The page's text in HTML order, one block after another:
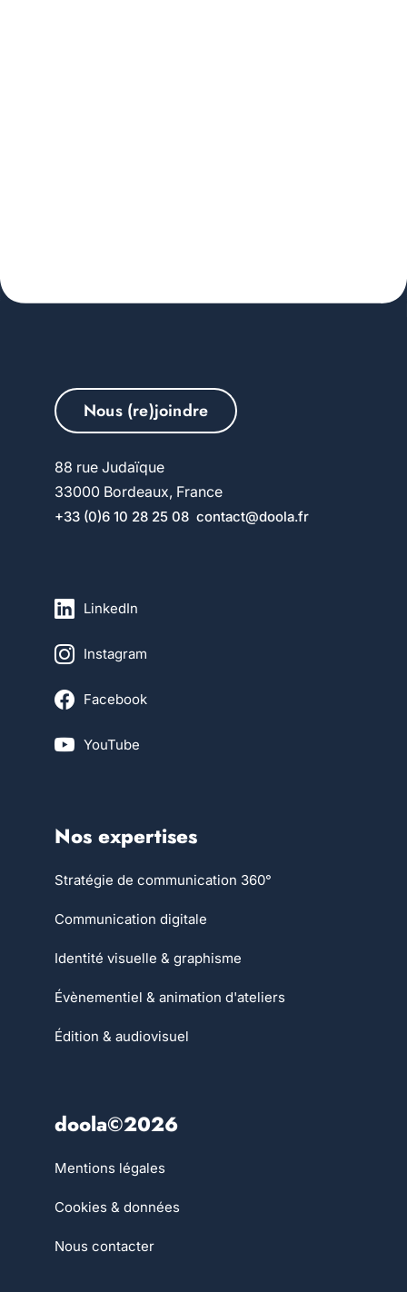
Nous (re)joindre
88 rue Judaïque
33000 Bordeaux, France
+33 (0)6 10 28 25 08 contact@doola.fr
LinkedIn
Instagram
Facebook
YouTube
Nos expertises
Stratégie de communication 360°
Communication digitale
Identité visuelle & graphisme
Évènementiel & animation d'ateliers
Édition & audiovisuel
doola©2026
Mentions légales
Cookies & données
Nous contacter